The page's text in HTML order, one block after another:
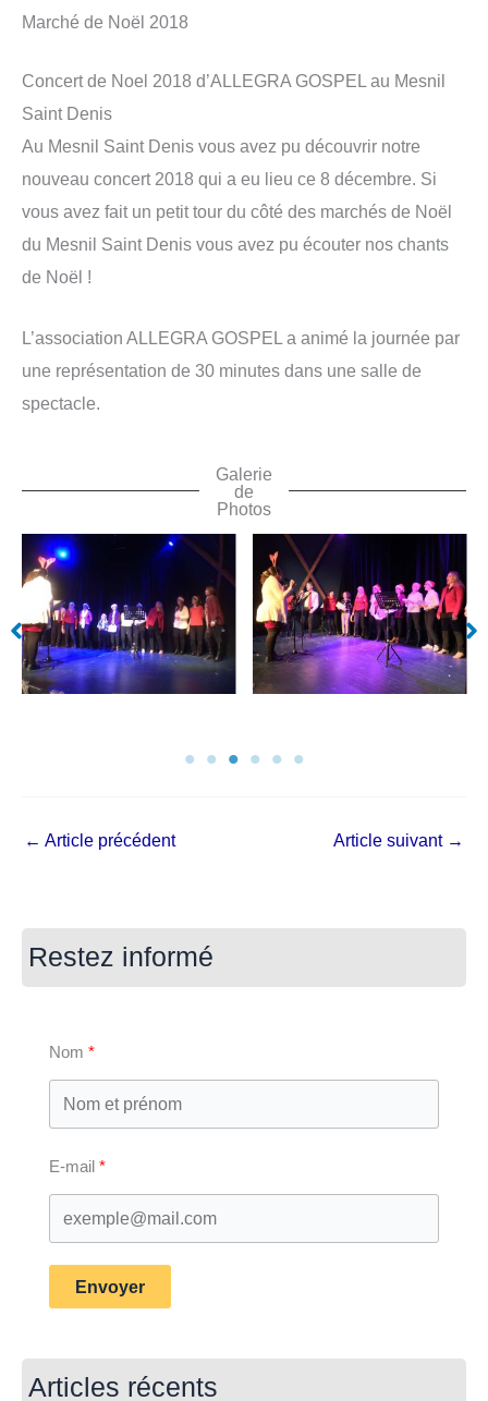
Marché de Noël 2018
Concert de Noel 2018 d’ALLEGRA GOSPEL au Mesnil
Saint Denis
Au Mesnil Saint Denis vous avez pu découvrir notre
nouveau concert 2018 qui a eu lieu ce 8 décembre. Si
vous avez fait un petit tour du côté des marchés de Noël
du Mesnil Saint Denis vous avez pu écouter nos chants
de Noël !
L’association ALLEGRA GOSPEL a animé la journée par
une représentation de 30 minutes dans une salle de
spectacle.
Galerie
de
Photos
← Article précédent Article suivant →
Restez informé
Nom
E-mail
Envoyer
Articles récents